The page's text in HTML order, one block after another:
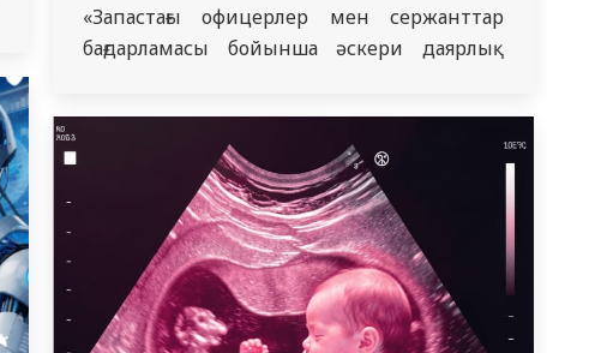
«Запастағы офицерлер мен сержанттар
бағдарламасы бойынша әскери даярлық
сәйкес оқуға қабылдау жалғасуда. Бұл жұмыс
«Қазақстан үшін басым мақсаттар. №5
Тұрақты даму мақсаты — Гендерлік
теңдік» жалпы ұранымен жүргізілуде.
Қазіргі әлемде бұл тақырып адамзат
қоғамын дамытудың негізгі басым
бағыттарының бірі…